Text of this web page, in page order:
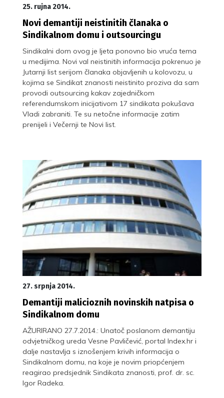
25. rujna 2014.
Novi demantiji neistinitih članaka o
Sindikalnom domu i outsourcingu
Sindikalni dom ovog je ljeta ponovno bio vruća tema
u medijima. Novi val neistinitih informacija pokrenuo je
Jutarnji list serijom članaka objavljenih u kolovozu, u
kojima se Sindikat znanosti neistinito proziva da sam
provodi outsourcing kakav zajedničkom
referendumskom inicijativom 17 sindikata pokušava
Vladi zabraniti. Te su netočne informacije zatim
prenijeli i Večernji te Novi list.
27. srpnja 2014.
Demantiji malicioznih novinskih natpisa o
Sindikalnom domu
AŽURIRANO 27.7.2014.: Unatoč poslanom demantiju
odvjetničkog ureda Vesne Pavličević, portal Index.hr i
dalje nastavlja s iznošenjem krivih informacija o
Sindikalnom domu, na koje je novim priopćenjem
reagirao predsjednik Sindikata znanosti, prof. dr. sc.
Igor Radeka.